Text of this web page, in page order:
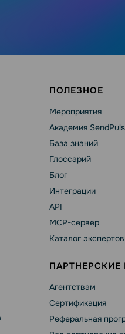
ПОЛЕЗНОЕ
Мероприятия
Академия
База знаний
Глоссарий
Блог
Интеграции
API
MCP-сервер
Каталог экспертов
Агентствам
Сертификация
Реферальная